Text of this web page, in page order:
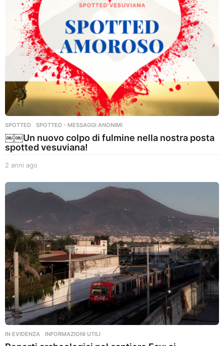
o
SPOTTED ,SPOTTED - MESSAGGI ANONIMI
￼￼Un nuovo colpo di fulmine nella nostra posta
spotted vesuviana!
2 anni ago
n
n
o
IN EVIDENZA ,INFORMAZIONI UTILI